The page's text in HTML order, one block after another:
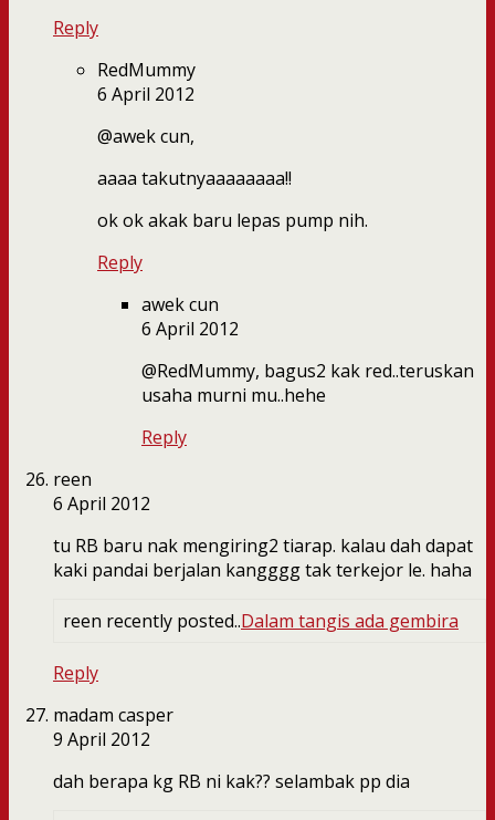
Reply
RedMummy
6 April 2012
@awek cun,
aaaa takutnyaaaaaaaa!!
ok ok akak baru lepas pump nih.
Reply
awek cun
6 April 2012
@RedMummy, bagus2 kak red..teruskan
usaha murni mu..hehe
Reply
reen
6 April 2012
tu RB baru nak mengiring2 tiarap. kalau dah dapat
kaki pandai berjalan kangggg tak terkejor le. haha
reen recently posted..Dalam tangis ada gembira
Reply
madam casper
9 April 2012
dah berapa kg RB ni kak?? selambak pp dia